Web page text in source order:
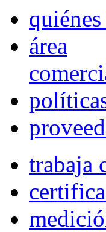
área
trabaja